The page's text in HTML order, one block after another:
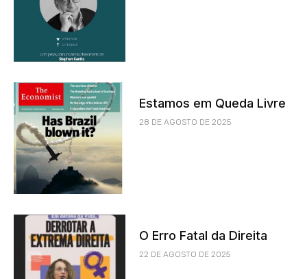
Estamos em Queda Livre
28 DE AGOSTO DE 2025
O Erro Fatal da Direita
22 DE AGOSTO DE 2025